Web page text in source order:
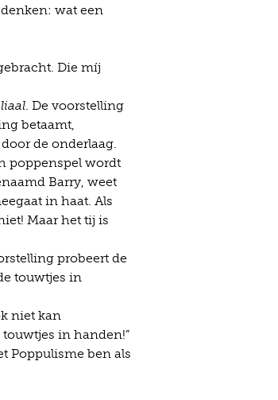
wat een
Die míj
. De voorstelling
betaamt,
de onderlaag.
poppenspel wordt
Barry, weet
in haat. Als
Maar het tij is
probeert de
touwtjes in
niet kan
in handen!”
Poppulisme ben als